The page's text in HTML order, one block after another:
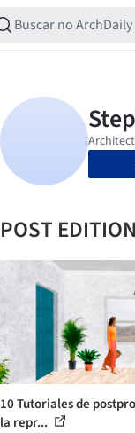
POST EDITION
10 Tutoriales de
la repr...